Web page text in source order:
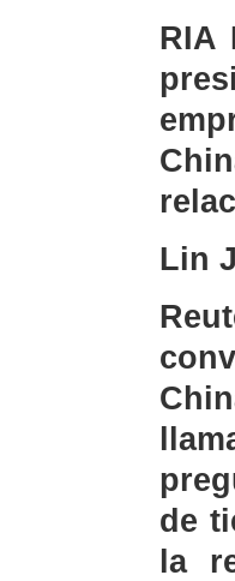
RIA
Lin
de
la